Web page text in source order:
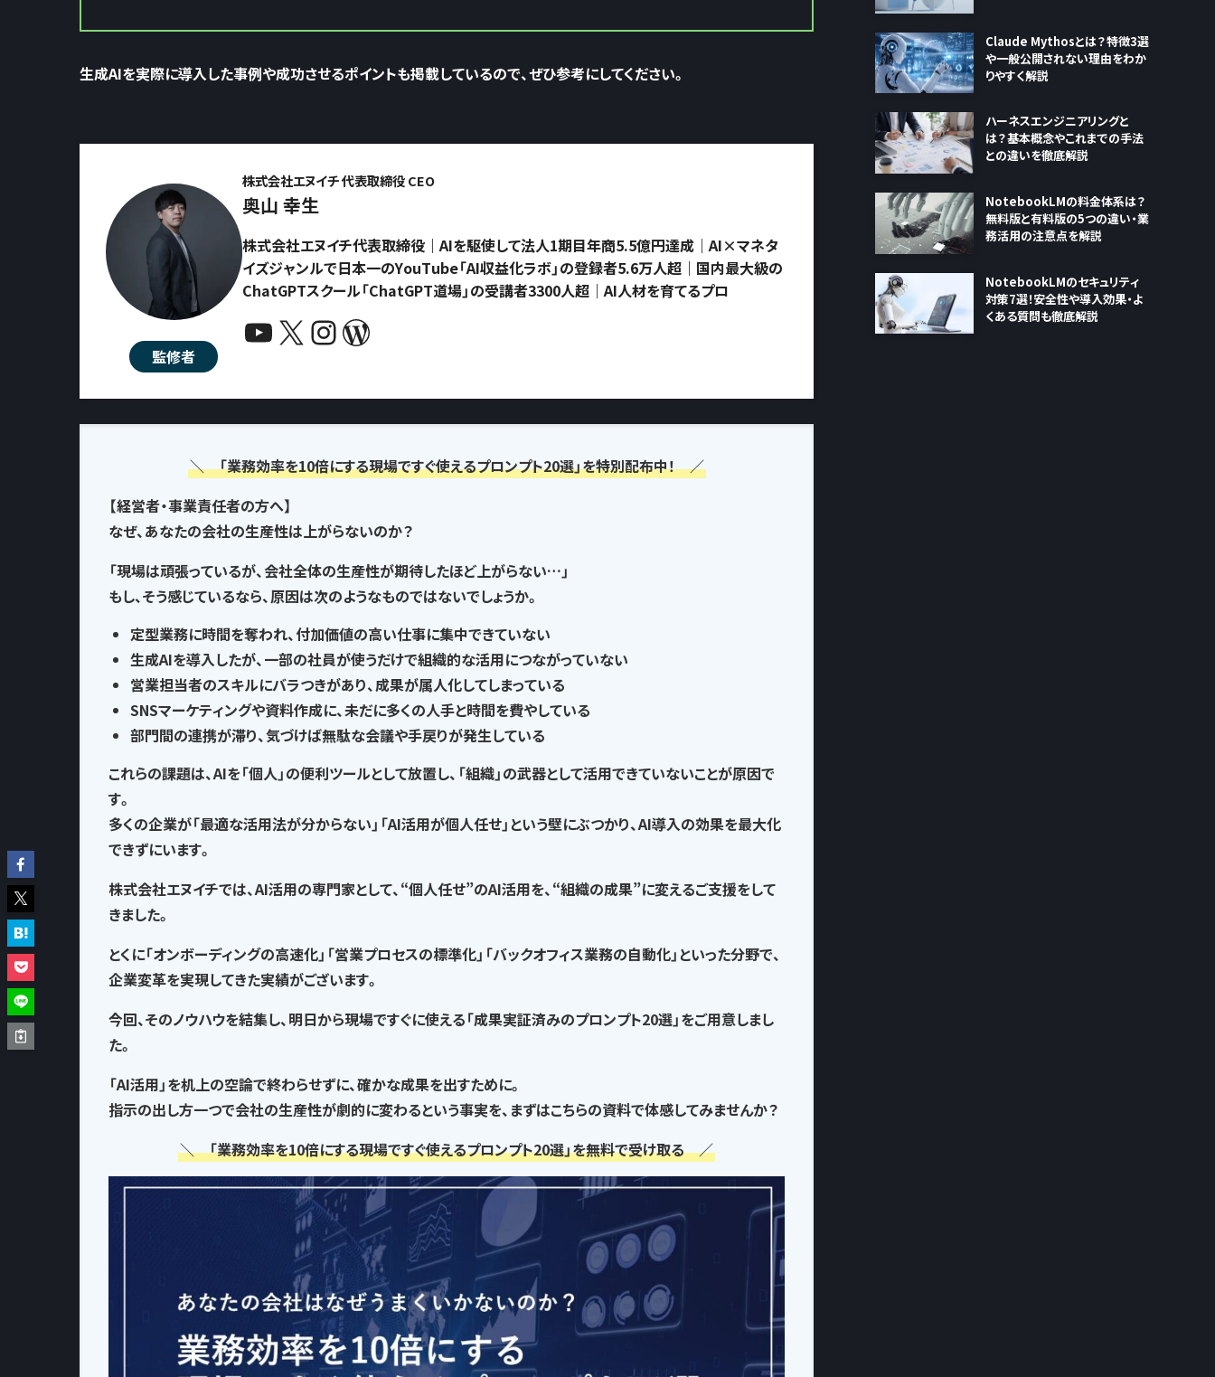
生成AIを実際に導入した事例や成功させるポイントも掲載しているので、ぜひ参考にしてください。
監修者
株式会社エヌイチ 代表取締役 CEO
奥山 幸生
株式会社エヌイチ代表取締役｜AIを駆使して法人1期目年商5.5億円達成｜AI×マネタ
イズジャンルで日本一のYouTube「AI収益化ラボ」の登録者5.6万人超｜国内最大級の
ChatGPTスクール「ChatGPT道場」の受講者3300人超｜AI人材を育てるプロ
YouTube X InstagramWordPress
＼ 「業務効率を10倍にする現場ですぐ使えるプロンプト20選」を特別配布中！ ／
【経営者・事業責任者の方へ】
なぜ、あなたの会社の生産性は上がらないのか？
「現場は頑張っているが、会社全体の生産性が期待したほど上がらない…」
もし、そう感じているなら、 原因は次のようなものではないでしょうか。
定型業務に時間を奪われ、付加価値の高い仕事に集中できていない
生成AIを導入したが、一部の社員が使うだけで組織的な活用につながっていない
営業担当者のスキルにバラつきがあり、 成果が属人化してしまっている
SNSマーケティングや資料作成に、未だに多くの人手と時間を費やしている
部門間の連携が滞り、気づけば無駄な会議や手戻りが発生している
これらの課題は、AIを「個人」の便利ツールとして放置し、 「組織」の武器として活用できていないことが原因で
す。
多くの企業が「最適な活用法が分からない」「AI活用が個人任せ」という壁にぶつかり、AI導入の効果を最大化
できずにいます。
株式会社エヌイチでは、AI活用の専門家として、 “個人任せ”のAI活用を、“組織の成果”に変えるご支援をして
きました。
とくに「オンボーディングの高速化」「営業プロセスの標準化」「バックオフィス業務の自動化」といった分野で、
企業変革を実現してきた実績がございます。
今回、そのノウハウを結集し、 明日から現場ですぐに使える「成果実証済みのプロンプト20選」をご用意しまし
た。
「AI活用」を机上の空論で終わらせずに、確かな成果を出すために。
指示の出し方一つで会社の生産性が劇的に変わるという事実を、まずはこちらの資料で体感してみませんか？
＼ 「業務効率を10倍にする現場ですぐ使えるプロンプト20選」を無料で受け取る ／
Claude Mythosとは？特徴3選
や一般公開されない理由をわか
りやすく解説
ハーネスエンジニアリングと
は？基本概念やこれまでの手法
との違いを徹底解説
NotebookLMの料金体系は？
無料版と有料版の5つの違い・業
務活用の注意点を解説
NotebookLMのセキュリティ
対策7選！安全性や導入効果・よ
くある質問も徹底解説